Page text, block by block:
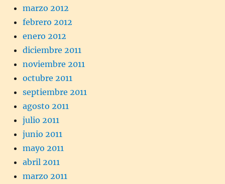
marzo 2012
febrero 2012
enero 2012
diciembre 2011
noviembre 2011
octubre 2011
septiembre 2011
agosto 2011
julio 2011
junio 2011
mayo 2011
abril 2011
marzo 2011